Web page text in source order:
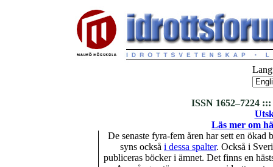
ISSN 1652–7224
Läs mer om
De senaste fyra-fem åren har sett en
syns också i dessa spalter. Också i
publiceras böcker i ämnet. Det finns en